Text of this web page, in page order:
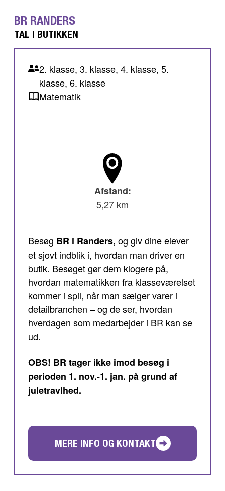
BR RANDERS
TAL I BUTIKKEN
2. klasse, 3. klasse, 4. klasse, 5.
klasse, 6. klasse
Matematik
Afstand:
5,27 km
Besøg BR i Randers, og giv dine elever
et sjovt indblik i, hvordan man driver en
butik. Besøget gør dem klogere på,
hvordan matematikken fra klasseværelset
kommer i spil, når man sælger varer i
detailbranchen – og de ser, hvordan
hverdagen som medarbejder i BR kan se
ud.
OBS! BR tager ikke imod besøg i
perioden 1. nov.-1. jan. på grund af
juletravlhed.
MERE INFO OG KONTAKT